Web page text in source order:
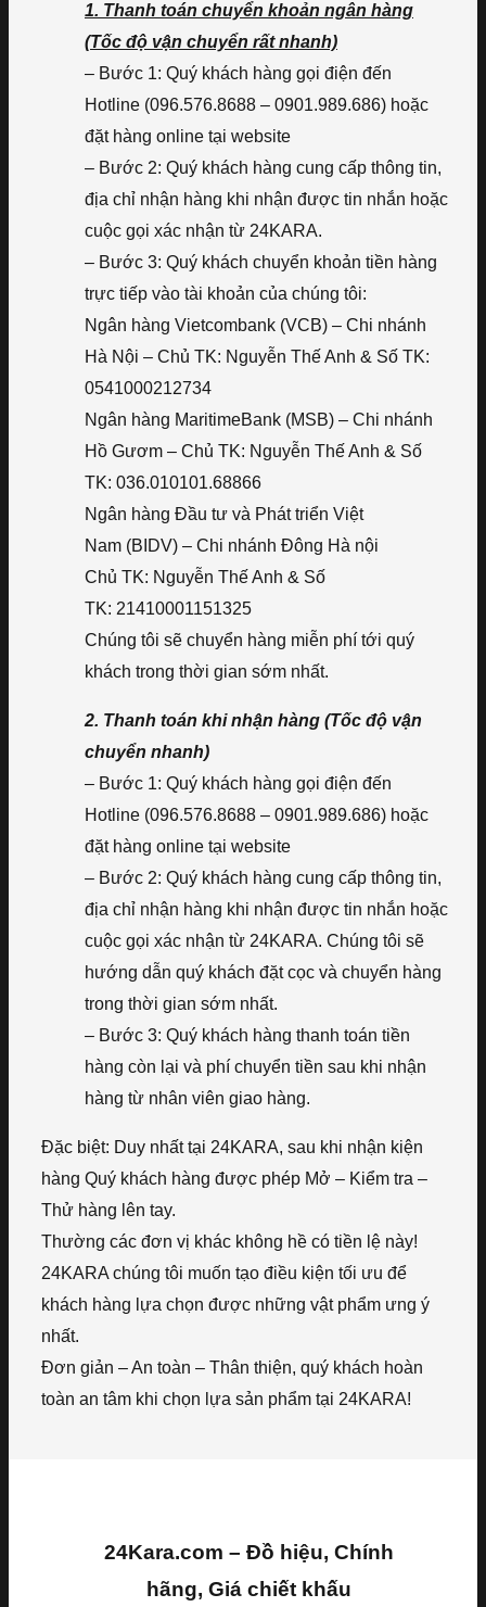
1. Thanh toán chuyển khoản ngân hàng
(Tốc độ vận chuyển rất nhanh)
– Bước 1: Quý khách hàng gọi điện đến
Hotline (096.576.8688 – 0901.989.686) hoặc
đặt hàng online tại website
– Bước 2: Quý khách hàng cung cấp thông tin,
địa chỉ nhận hàng khi nhận được tin nhắn hoặc
cuộc gọi xác nhận từ 24KARA.
– Bước 3: Quý khách chuyển khoản tiền hàng
trực tiếp vào tài khoản của chúng tôi:
Ngân hàng Vietcombank (VCB) – Chi nhánh
Hà Nội – Chủ TK: Nguyễn Thế Anh & Số TK:
0541000212734
Ngân hàng MaritimeBank (MSB) – Chi nhánh
Hồ Gươm – Chủ TK: Nguyễn Thế Anh & Số
TK: 036.010101.68866
Ngân hàng Đầu tư và Phát triển Việt
Nam (BIDV) – Chi nhánh Đông Hà nội
Chủ TK: Nguyễn Thế Anh & Số
TK: 21410001151325
Chúng tôi sẽ chuyển hàng miễn phí tới quý
khách trong thời gian sớm nhất.
2. Thanh toán khi nhận hàng (Tốc độ vận
chuyển nhanh)
– Bước 1: Quý khách hàng gọi điện đến
Hotline (096.576.8688 – 0901.989.686) hoặc
đặt hàng online tại website
– Bước 2: Quý khách hàng cung cấp thông tin,
địa chỉ nhận hàng khi nhận được tin nhắn hoặc
cuộc gọi xác nhận từ 24KARA. Chúng tôi sẽ
hướng dẫn quý khách đặt cọc và chuyển hàng
trong thời gian sớm nhất.
– Bước 3: Quý khách hàng thanh toán tiền
hàng còn lại và phí chuyển tiền sau khi nhận
hàng từ nhân viên giao hàng.
Đặc biệt: Duy nhất tại 24KARA, sau khi nhận kiện
hàng Quý khách hàng được phép Mở – Kiểm tra –
Thử hàng lên tay.
Thường các đơn vị khác không hề có tiền lệ này!
24KARA chúng tôi muốn tạo điều kiện tối ưu để
khách hàng lựa chọn được những vật phẩm ưng ý
nhất.
Đơn giản – An toàn – Thân thiện, quý khách hoàn
toàn an tâm khi chọn lựa sản phẩm tại 24KARA!
24Kara.com – Đồ hiệu, Chính
hãng, Giá chiết khấu